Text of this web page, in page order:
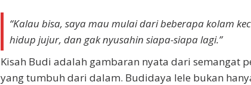
“Kalau bisa, saya mau mulai dari beberapa kolam
hidup jujur, dan gak nyusahin siapa-siapa lagi.”
Kisah Budi adalah gambaran nyata dari semangat
yang tumbuh dari dalam. Budidaya lele bukan